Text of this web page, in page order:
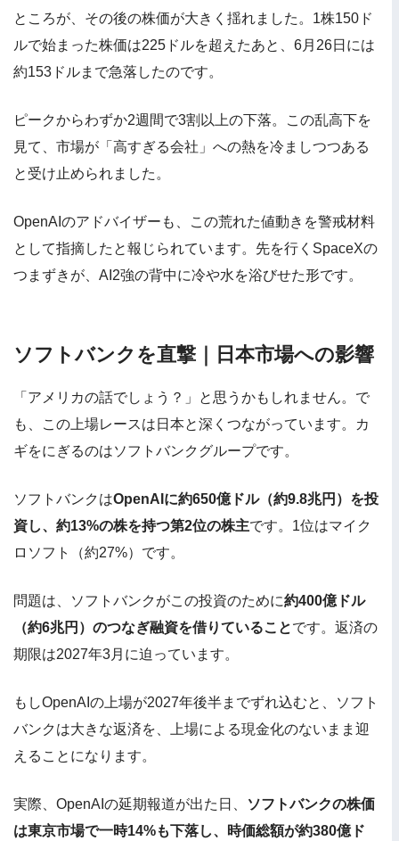
ところが、その後の株価が大きく揺れました。1株150ド
ルで始まった株価は225ドルを超えたあと、6月26日には
約153ドルまで急落したのです。
ピークからわずか2週間で3割以上の下落。この乱高下を
見て、市場が「高すぎる会社」への熱を冷ましつつある
と受け止められました。
OpenAIのアドバイザーも、この荒れた値動きを警戒材料
として指摘したと報じられています。先を行くSpaceXの
つまずきが、AI2強の背中に冷や水を浴びせた形です。
ソフトバンクを直撃｜日本市場への影響
「アメリカの話でしょう？」と思うかもしれません。で
も、この上場レースは日本と深くつながっています。カ
ギをにぎるのはソフトバンクグループです。
ソフトバンクはOpenAIに約650億ドル（約9.8兆円）を投
資し、約13%の株を持つ第2位の株主です。1位はマイク
ロソフト（約27%）です。
問題は、ソフトバンクがこの投資のために約400億ドル
（約6兆円）のつなぎ融資を借りていることです。返済の
期限は2027年3月に迫っています。
もしOpenAIの上場が2027年後半までずれ込むと、ソフト
バンクは大きな返済を、上場による現金化のないまま迎
えることになります。
実際、OpenAIの延期報道が出た日、
ソフトバンクの株価
は東京市場で一時14%も下落し、時価総額が約380億ド